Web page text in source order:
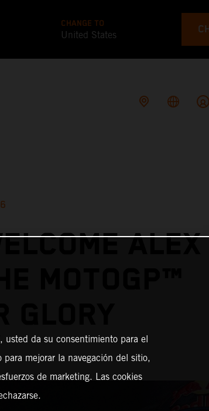
CHANGE TO
United States
ALEX
MOTOGP™
usted da su consentimiento para el
mejorar la navegación del sitio,
de marketing. Las cookies